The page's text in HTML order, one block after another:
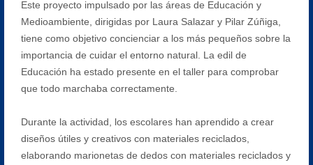
Este proyecto impulsado por las áreas de Educación y
Medioambiente, dirigidas por Laura Salazar y Pilar Zúñiga,
tiene como objetivo concienciar a los más pequeños sobre la
importancia de cuidar el entorno natural. La edil de
Educación ha estado presente en el taller para comprobar
que todo marchaba correctamente.
Durante la actividad, los escolares han aprendido a crear
diseños útiles y creativos con materiales reciclados,
elaborando marionetas de dedos con materiales reciclados y